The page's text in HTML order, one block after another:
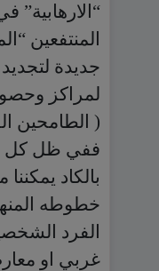
“الارهابية”
المنتفعين
جديدة
لمراكز
( الطامحين
ففي ظل كل
بالكاد
خطوطه
الفرد
غربي او